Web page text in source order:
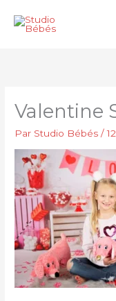
Valentine
Par Studio Bébés/